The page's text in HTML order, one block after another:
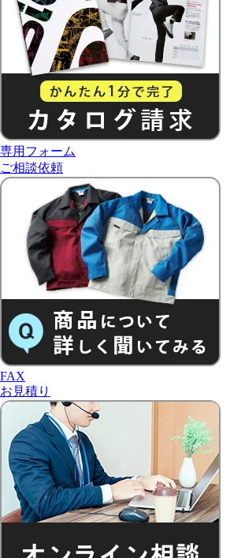
専用フォーム
ご相談依頼
FAX
お見積り